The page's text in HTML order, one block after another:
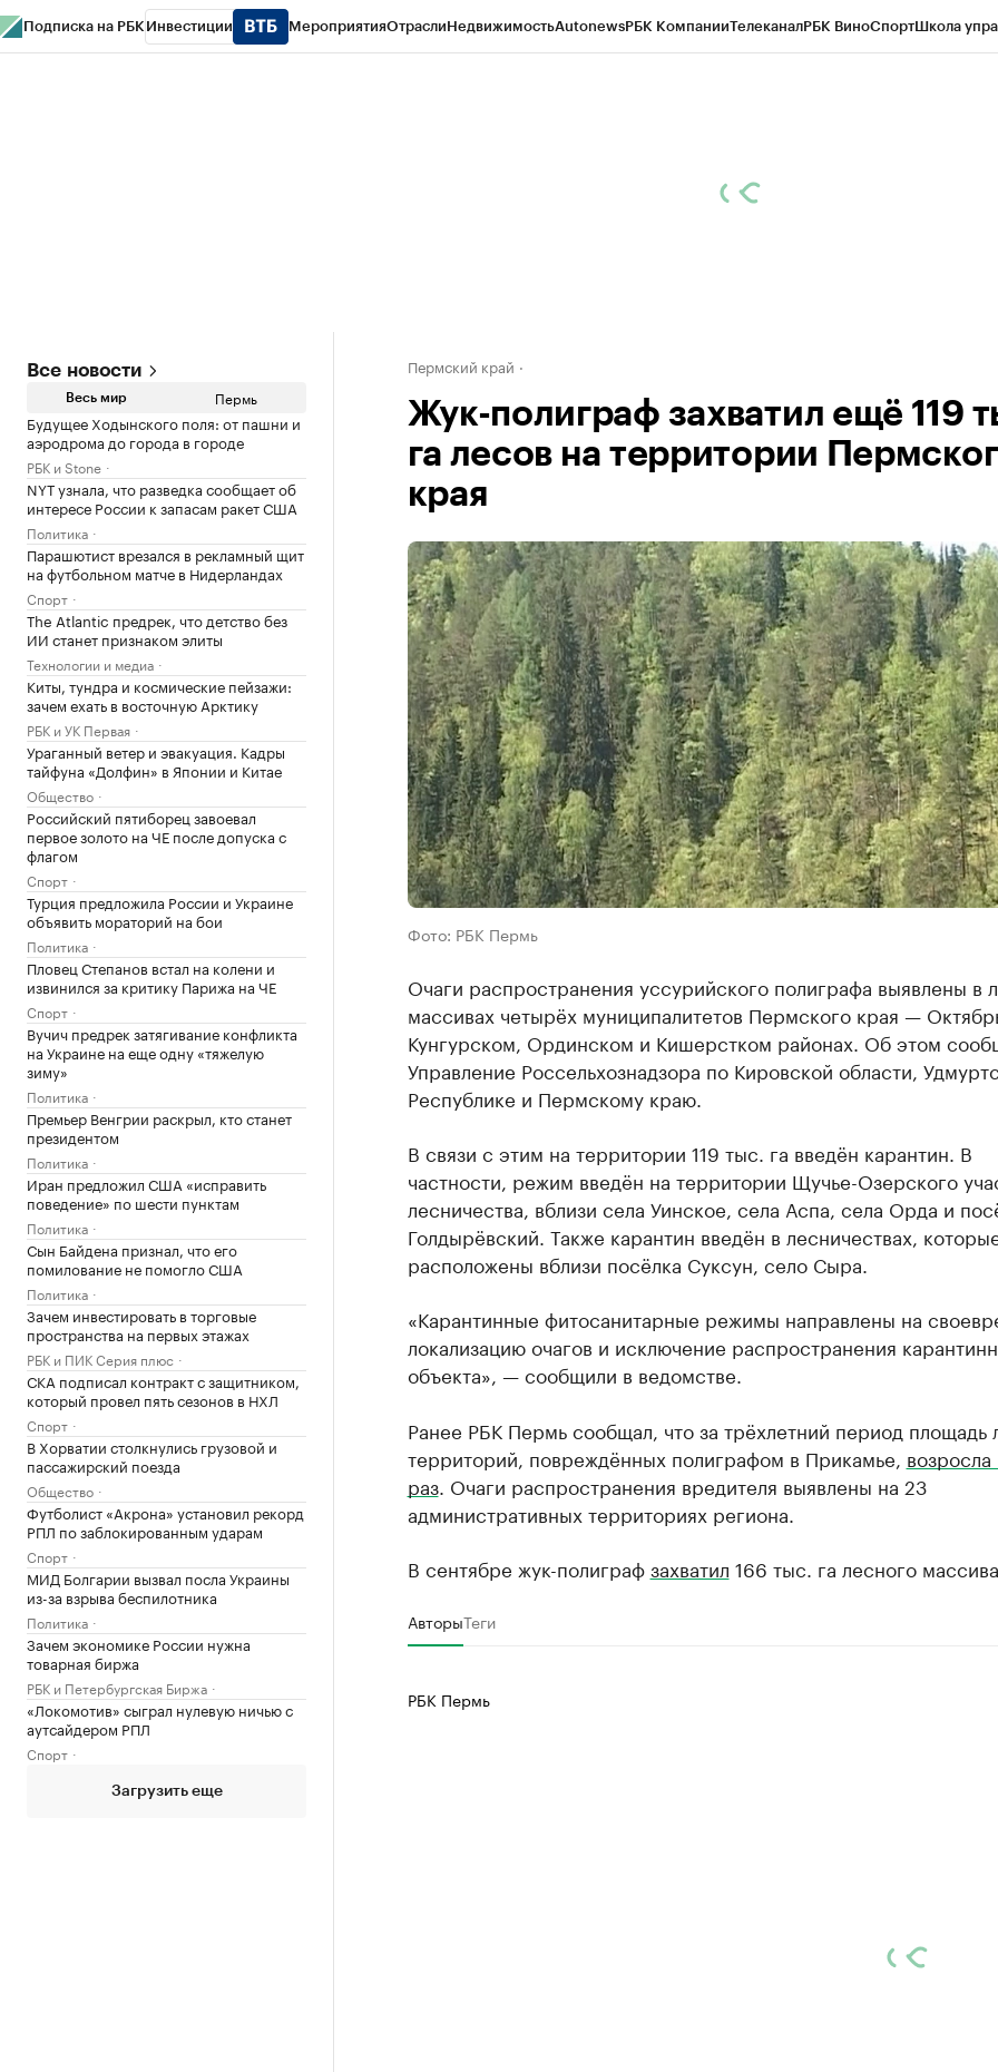
Подписка на РБК Инвестиции МероприятияОтраслиНедвижимостьAutonewsРБК КомпанииТелеканалРБК ВиноСпортШкола
Все новости
Весь мир Пермь
Будущее Ходынского поля: от пашни и
аэродрома до города в городе
РБК и Stone
NYT узнала, что разведка сообщает об
интересе России к запасам ракет США
Политика
Парашютист врезался в рекламный щит
на футбольном матче в Нидерландах
Спорт
The Atlantic предрек, что детство без
ИИ станет признаком элиты
Технологии и медиа
Киты, тундра и космические пейзажи:
зачем ехать в восточную Арктику
РБК и УК Первая
Ураганный ветер и эвакуация. Кадры
тайфуна «Долфин» в Японии и Китае
Общество
Российский пятиборец завоевал
первое золото на ЧЕ после допуска с
флагом
Спорт
Турция предложила России и Украине
объявить мораторий на бои
Политика
Пловец Степанов встал на колени и
извинился за критику Парижа на ЧЕ
Спорт
Вучич предрек затягивание конфликта
на Украине на еще одну «тяжелую
зиму»
Политика
Премьер Венгрии раскрыл, кто станет
президентом
Политика
Иран предложил США «исправить
поведение» по шести пунктам
Политика
Сын Байдена признал, что его
помилование не помогло США
Политика
Зачем инвестировать в торговые
пространства на первых этажах
РБК и ПИК Серия плюс
СКА подписал контракт с защитником,
который провел пять сезонов в НХЛ
Спорт
В Хорватии столкнулись грузовой и
пассажирский поезда
Общество
Футболист «Акрона» установил рекорд
РПЛ по заблокированным ударам
Спорт
МИД Болгарии вызвал посла Украины
из-за взрыва беспилотника
Политика
Зачем экономике России нужна
товарная биржа
РБК и Петербургская Биржа
«Локомотив» сыграл нулевую ничью с
аутсайдером РПЛ
Спорт
Загрузить еще
Пермский край
Жук-полиграф захватил ещё 119
га лесов на территории
края
Фото: РБК Пермь
Очаги распространения уссурийского полиграфа выявлены в
массивах четырёх муниципалитетов Пермского края —
Кунгурском, Ординском и Кишерстком районах. Об этом
Управление Россельхознадзора по Кировской области,
Республике и Пермскому краю.
В связи с этим на территории 119 тыс. га введён карантин. В
частности, режим введён на территории Щучье-Озерского
лесничества, вблизи села Уинское, села Аспа, села Орда и
Голдырёвский. Также карантин введён в лесничествах,
расположены вблизи посёлка Суксун, село Сыра.
«Карантинные фитосанитарные режимы направлены на
локализацию очагов и исключение распространения
объекта», — сообщили в ведомстве.
Ранее РБК Пермь сообщал, что за трёхлетний период площадь
территорий, повреждённых полиграфом в Прикамье,
раз. Очаги распространения вредителя выявлены на 23
административных территориях региона.
В сентябре жук-полиграфзахватил 166 тыс. га лесного
АвторыТеги
РБК Пермь